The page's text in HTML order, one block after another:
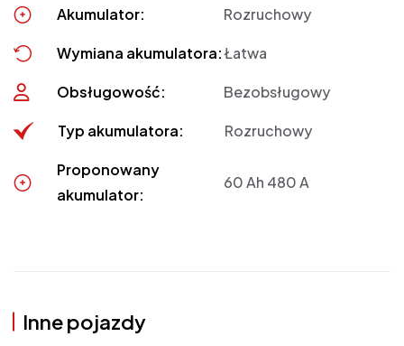
Akumulator: Rozruchowy
Wymiana akumulatora:Łatwa
Obsługowość: Bezobsługowy
Typ akumulatora: Rozruchowy
Proponowany
akumulator:
60 Ah 480 A
Inne pojazdy